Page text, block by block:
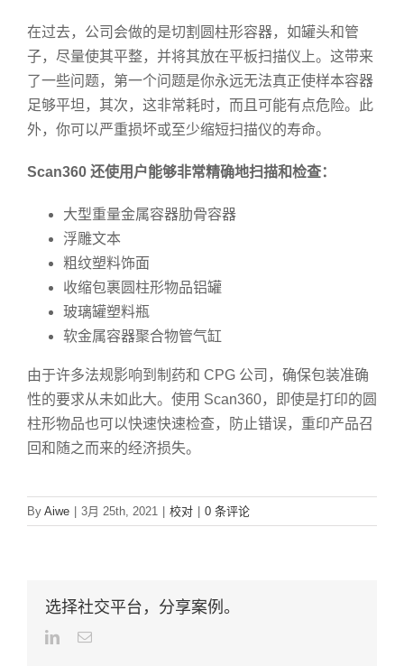
在过去，公司会做的是切割圆柱形容器，如罐头和管
子，尽量使其平整，并将其放在平板扫描仪上。这带来
了一些问题，第一个问题是你永远无法真正使样本容器
足够平坦，其次，这非常耗时，而且可能有点危险。此
外，你可以严重损坏或至少缩短扫描仪的寿命。
Scan360 还使用户能够非常精确地扫描和检查：
大型重量金属容器肋骨容器
浮雕文本
粗纹塑料饰面
收缩包裹圆柱形物品铝罐
玻璃罐塑料瓶
软金属容器聚合物管气缸
由于许多法规影响到制药和 CPG 公司，确保包装准确
性的要求从未如此大。使用 Scan360，即使是打印的圆
柱形物品也可以快速快速检查，防止错误，重印产品召
回和随之而来的经济损失。
By Aiwe 3月 25th, 2021 校对 0 条评论
选择社交平台，分享案例。
LinkedInEmail